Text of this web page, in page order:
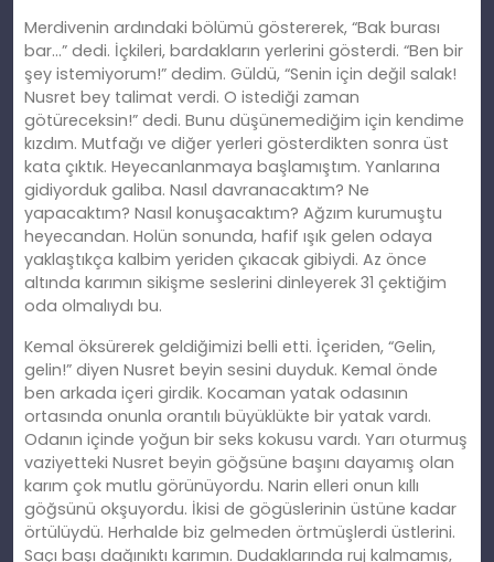
Merdivenin ardındaki bölümü göstererek, “Bak burası
bar…” dedi. İçkileri, bardakların yerlerini gösterdi. “Ben bir
şey istemiyorum!” dedim. Güldü, “Senin için değil salak!
Nusret bey talimat verdi. O istediği zaman
götüreceksin!” dedi. Bunu düşünemediğim için kendime
kızdım. Mutfağı ve diğer yerleri gösterdikten sonra üst
kata çıktık. Heyecanlanmaya başlamıştım. Yanlarına
gidiyorduk galiba. Nasıl davranacaktım? Ne
yapacaktım? Nasıl konuşacaktım? Ağzım kurumuştu
heyecandan. Holün sonunda, hafif ışık gelen odaya
yaklaştıkça kalbim yeriden çıkacak gibiydi. Az önce
altında karımın sikişme seslerini dinleyerek 31 çektiğim
oda olmalıydı bu.
Kemal öksürerek geldiğimizi belli etti. İçeriden, “Gelin,
gelin!” diyen Nusret beyin sesini duyduk. Kemal önde
ben arkada içeri girdik. Kocaman yatak odasının
ortasında onunla orantılı büyüklükte bir yatak vardı.
Odanın içinde yoğun bir seks kokusu vardı. Yarı oturmuş
vaziyetteki Nusret beyin göğsüne başını dayamış olan
karım çok mutlu görünüyordu. Narin elleri onun kıllı
göğsünü okşuyordu. İkisi de gögüslerinin üstüne kadar
örtülüydü. Herhalde biz gelmeden örtmüşlerdi üstlerini.
Saçı başı dağınıktı karımın. Dudaklarında ruj kalmamış,